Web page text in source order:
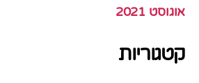
אוגוסט 2021
קטגוריות